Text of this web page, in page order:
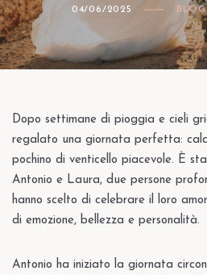
04/06/2025 BLOG
Dopo settimane di pioggia e cieli
regalato una giornata perfetta:
pochino di venticello piacevole. È
Antonio e Laura, due persone
hanno scelto di celebrare il loro
di emozione, bellezza e personalità.
Antonio ha iniziato la giornata